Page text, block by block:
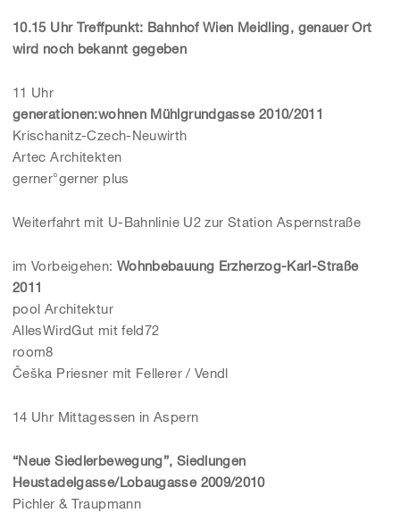
10.15 Uhr Treffpunkt: Bahnhof Wien Meidling, genauer Ort
wird noch bekannt gegeben
11 Uhr
generationen:wohnen Mühlgrundgasse 2010/2011
Krischanitz-Czech-Neuwirth
Artec Architekten
gerner°gerner plus
Weiterfahrt mit U-Bahnlinie U2 zur Station Aspernstraße
im Vorbeigehen: Wohnbebauung Erzherzog-Karl-Straße
2011
pool Architektur
AllesWirdGut mit feld72
room8
Češka Priesner mit Fellerer / Vendl
14 Uhr Mittagessen in Aspern
“Neue Siedlerbewegung”, Siedlungen
Heustadelgasse/Lobaugasse 2009/2010
Pichler & Traupmann